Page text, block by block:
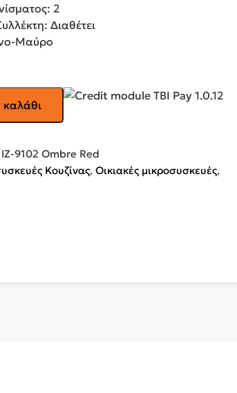
2
Διαθέτει
Μαύρο
IZ-9102 Ombre Red
Κουζίνας, Οικιακές μικροσυσκευές,